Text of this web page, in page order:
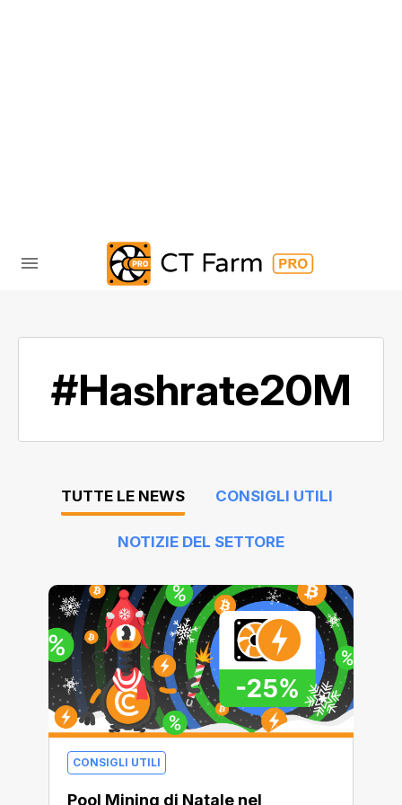
#Hashrate20M
TUTTE LE NEWS CONSIGLI UTILI
NOTIZIE DEL SETTORE
CONSIGLI UTILI
Pool Mining di Natale nel